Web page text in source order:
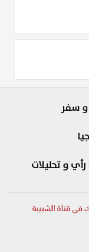
سفر
و تحليلات
في قناة الشبيبة